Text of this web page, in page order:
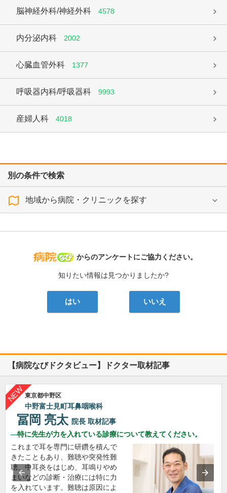
脳神経外科/神経外科 4578
内分泌内科 2002
心臓血管外科 1377
呼吸器内科/呼吸器科 9993
産婦人科 4018
別の条件で検索
地域から病院・クリニックを探す
病院なび
からのアンケートにご協力ください。
知りたい情報は見つかりましたか?
はい いいえ
【病院なびドクタビュー】ドクター取材記事
東京都中野区
中野富士見町耳鼻咽喉科
冨岡 亮太 院長 取材記事
特に先生が力を入れている診療について教えてください。
これまで耳を専門に研鑽を積んで
きたこともあり、難聴や突発性難
聴、中耳炎をはじめ、耳鳴りやめ
まいなどの診断・治療には特に力
を入れています。難聴は原因によ